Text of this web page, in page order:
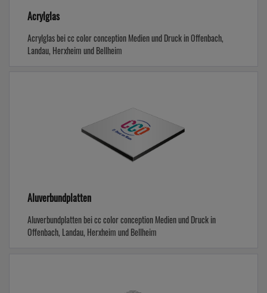
Acrylglas
Acrylglas bei cc color conception Medien und Druck in Offenbach,
Landau, Herxheim und Bellheim
Aluverbundplatten
Aluverbundplatten bei cc color conception Medien und Druck in
Offenbach, Landau, Herxheim und Bellheim